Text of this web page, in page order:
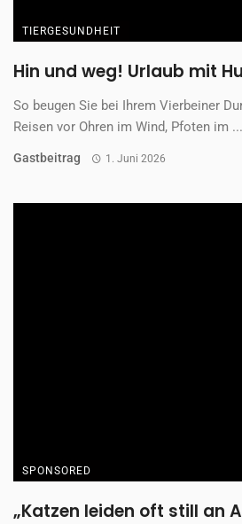
TIERGESUNDHEIT
Hin und weg! Urlaub mit
So beugen Sie bei Ihrem Vierbeiner
Reisen vor Ohren im Wind, Pfoten im ...
Gastbeitrag 1. Juni 2026
SPONSORED
„Katzen leiden oft still an